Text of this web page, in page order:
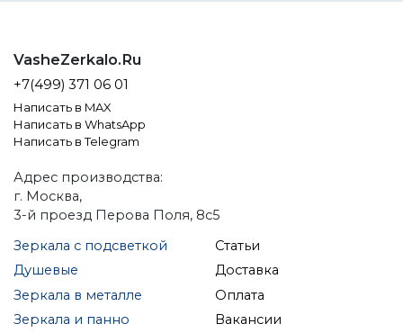
VasheZerkalo.Ru
+7(499) 371 06 01
Написать в MAX
Написать в WhatsApp
Написать в Telegram
Адрес производства:
г. Москва,
3-й проезд Перова Поля, 8с5
Зеркала с подсветкой
Душевые
Зеркала в металле
Зеркала и панно
Статьи
Доставка
Оплата
Вакансии